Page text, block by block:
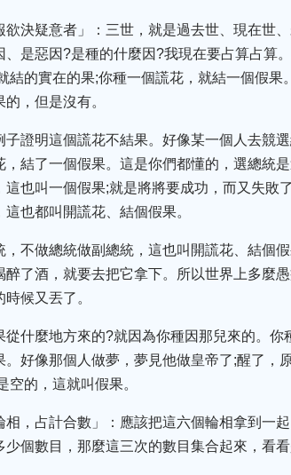
欲決疑意者」：三世，就是過去世、現在世
、是惡因?是種的什麼因?我現在要占算占算
結的實在的果;你種一個謊花，就結一個假
，但是沒有。
子證明這個謊花不結果。好像某一個人去競
結了一個假果。這是你們都懂的，選總統
也叫一個假果;就是將將要成功，而又失敗
也都叫開謊花、結個假果。
，不做總統做副總統，這也叫開謊花、結個
了酒，就要去把它拿下。所以世界上多麼
候又丟了。
從什麼地方來的?就因為你種因那兒來的。
好像那個人做夢，夢見他做皇帝了;醒了，
空的，這就叫假果。
相，占計合數」：應該把這六個輪相拿到一
少個數目，那麼這三次的數目集合起來，看